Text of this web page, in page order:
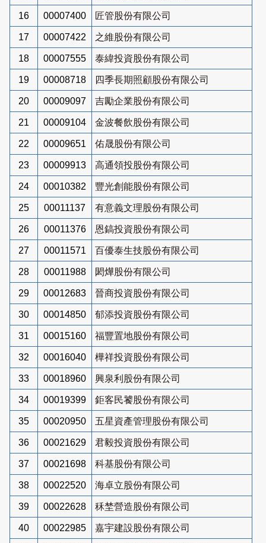
16 00007400 匠管股份有限公司
17 00007422 之維股份有限公司
18 00007555 泰緯投資股份有限公司
19 00008718 四季長期照顧股份有限公司
20 00009097 吉勵企業股份有限公司
21 00009104 金波餐飲股份有限公司
22 00009651 佑晟股份有限公司
23 00009913 高通領投股份有限公司
24 00010382 豐光創能股份有限公司
25 00011137 有意義文理股份有限公司
26 00011376 恩鎬投資股份有限公司
27 00011571 百優泰生技股份有限公司
28 00011988 閎燁股份有限公司
29 00012683 晉商投資股份有限公司
30 00014850 郁添投資股份有限公司
31 00015160 福豐置地股份有限公司
32 00016040 樺祥投資股份有限公司
33 00018960 興泉利股份有限公司
34 00019399 鉅客民饕股份有限公司
35 00020950 五星資產管理股份有限公司
36 00021629 君毅投資股份有限公司
37 00021698 科基股份有限公司
38 00022520 海卓立股份有限公司
39 00022628 秝埜營造股份有限公司
40 00022985 嘉宇建設股份有限公司